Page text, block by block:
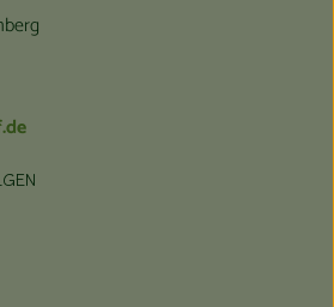
www.instagram.com/hofbauernhof/
https://www.facebook.com/